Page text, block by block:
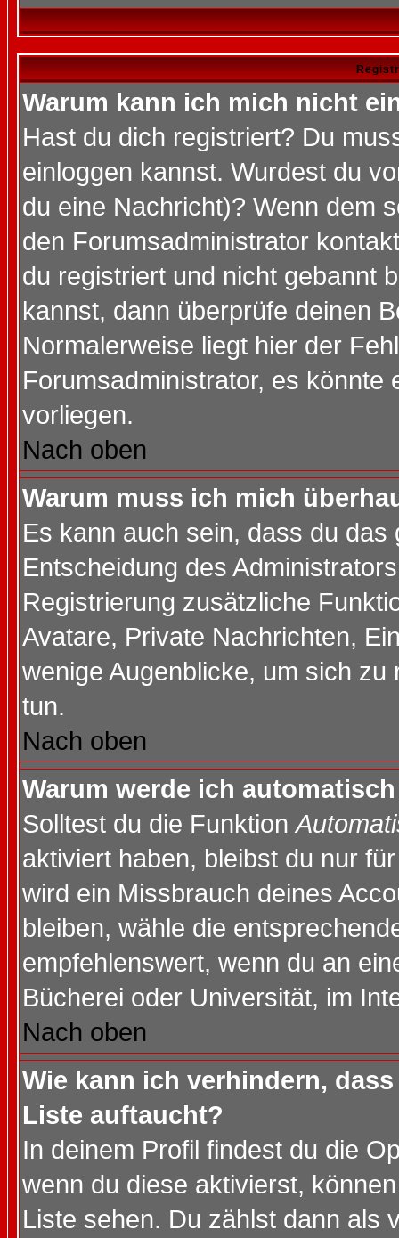
Warum kann ich mich nicht
Hast du dich registriert? Du
einloggen kannst. Wurdest du
du eine Nachricht)? Wenn dem
den Forumsadministrator
du registriert und nicht gebannt
kannst, dann überprüfe deinen
Normalerweise liegt hier der
Forumsadministrator, es könnte
vorliegen.
Nach oben
Warum muss ich mich
Es kann auch sein, dass du
Entscheidung des
Registrierung zusätzliche
Avatare, Private Nachrichten,
wenige Augenblicke, um sich
tun.
Nach oben
Warum werde ich
Solltest du die Funktion
aktiviert haben, bleibst du nur
wird ein Missbrauch deines
bleiben, wähle die
empfehlenswert, wenn du an
Bücherei oder Universität, im
Nach oben
Wie kann ich verhindern,
Liste auftaucht?
In deinem Profil findest du die
wenn du diese aktivierst,
Liste sehen. Du zählst dann als